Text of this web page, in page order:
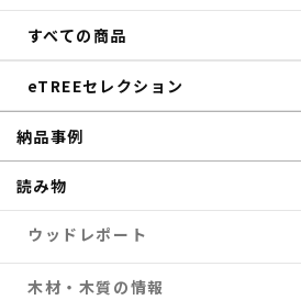
すべての商品
eTREEセレクション
納品事例
読み物
ウッドレポート
業界レポート
木材・木質の情報